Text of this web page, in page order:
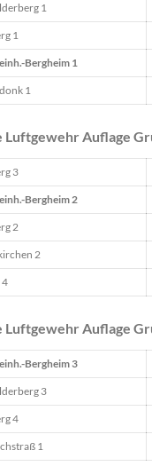
1
1
Bergheim 1
1
Luftgewehr Auflage
3
Bergheim 2
2
2
4
Luftgewehr Auflage
Bergheim 3
3
4
1